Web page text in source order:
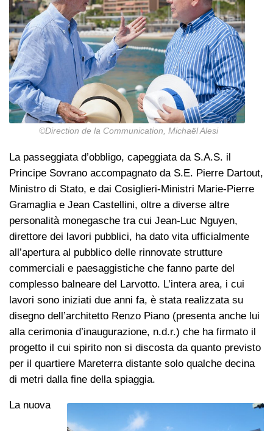
©Direction de la Communication, Michaël Alesi
La passeggiata d’obbligo, capeggiata da S.A.S. il
Principe Sovrano accompagnato da S.E. Pierre Dartout,
Ministro di Stato, e dai Cosiglieri-Ministri Marie-Pierre
Gramaglia e Jean Castellini, oltre a diverse altre
personalità monegasche tra cui Jean-Luc Nguyen,
direttore dei lavori pubblici, ha dato vita ufficialmente
all’apertura al pubblico delle rinnovate strutture
commerciali e paesaggistiche che fanno parte del
complesso balneare del Larvotto. L’intera area, i cui
lavori sono iniziati due anni fa, è stata realizzata su
disegno dell’architetto Renzo Piano (presenta anche lui
alla cerimonia d’inaugurazione, n.d.r.) che ha firmato il
progetto il cui spirito non si discosta da quanto previsto
per il quartiere Mareterra distante solo qualche decina
di metri dalla fine della spiaggia.
La nuova